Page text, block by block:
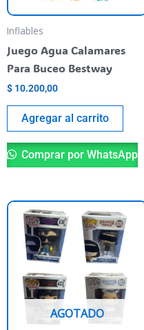
Inflables
Juego Agua Calamares
Para Buceo Bestway
$ 10.200,00
Agregar al carrito
Comprar por WhatsApp
AGOTADO